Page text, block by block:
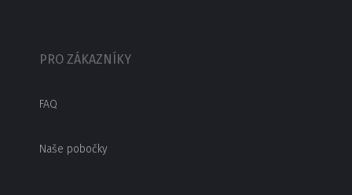
PRO ZÁKAZNÍKY
FAQ
Naše pobočky